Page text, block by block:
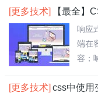
[更多技术] 【最全】
响应
端在
容；
[更多技术] css中使用